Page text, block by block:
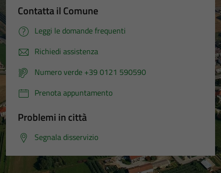
Contatta il Comune
Leggi le domande frequenti
Richiedi assistenza
Numero verde +39 0121 590590
Prenota appuntamento
Problemi in città
Segnala disservizio